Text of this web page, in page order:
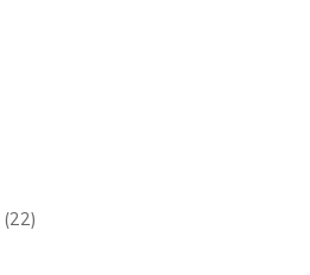
(22)